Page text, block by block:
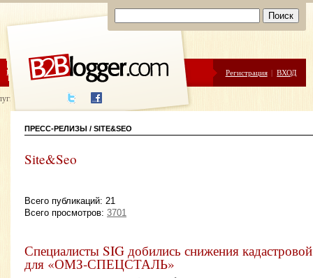
ЦЕНЫ ПОМОЩЬ Регистрация | ВХОД
написания
ПРЕСС-РЕЛИЗЫ / SITE&SEO
Site&Seo
Всего публикаций: 21
Всего просмотров: 3701
Специалисты SIG добились снижения
для «ОМЗ-СПЕЦСТАЛЬ»